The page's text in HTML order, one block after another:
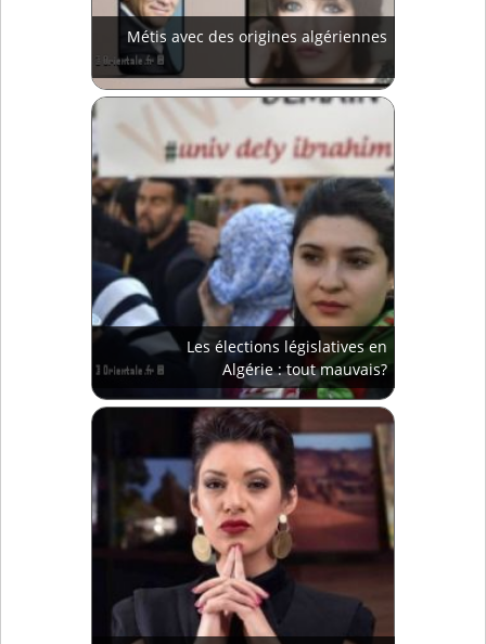
Métis avec des origines algériennes
Les élections législatives en
Algérie : tout mauvais?